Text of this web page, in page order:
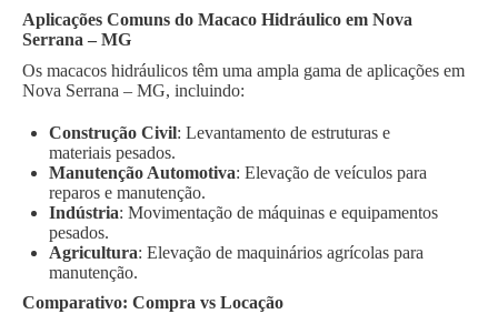
Aplicações Comuns do Macaco Hidráulico em Nova
Serrana – MG
Os macacos hidráulicos têm uma ampla gama de aplicações em
Nova Serrana – MG, incluindo:
Construção Civil: Levantamento de estruturas e
materiais pesados.
Manutenção Automotiva: Elevação de veículos para
reparos e manutenção.
Indústria: Movimentação de máquinas e equipamentos
pesados.
Agricultura: Elevação de maquinários agrícolas para
manutenção.
Comparativo: Compra vs Locação